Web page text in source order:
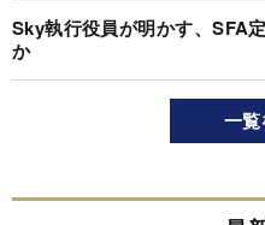
Sky執行役員が明かす、SFA
か
一